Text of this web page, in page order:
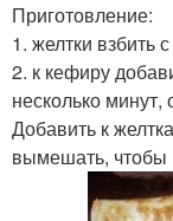
Приготовление:
1. желтки взбить
2. к кефиру
несколько
Добавить к
вымешать, чтобы